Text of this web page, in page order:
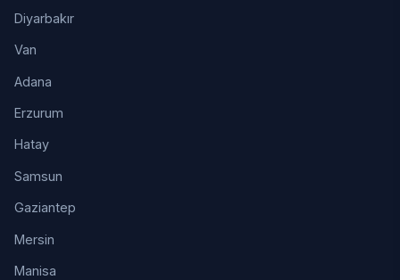
Diyarbakır
Van
Adana
Erzurum
Hatay
Samsun
Gaziantep
Mersin
Manisa